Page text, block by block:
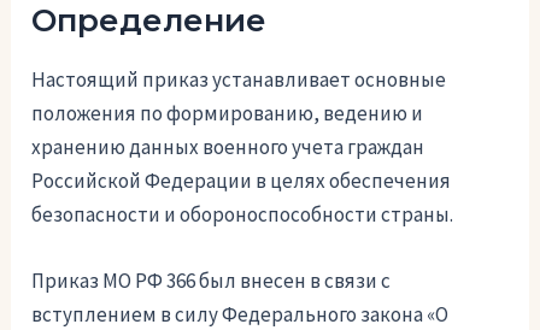
Определение
Настоящий приказ устанавливает основные
положения по формированию, ведению и
хранению данных военного учета граждан
Российской Федерации в целях обеспечения
безопасности и обороноспособности страны.
Приказ МО РФ 366 был внесен в связи с
вступлением в силу Федерального закона «О